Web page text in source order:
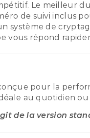
Le meilleur
de suivi inclus
système de
vous répond
pour la
au quotidien
de la version